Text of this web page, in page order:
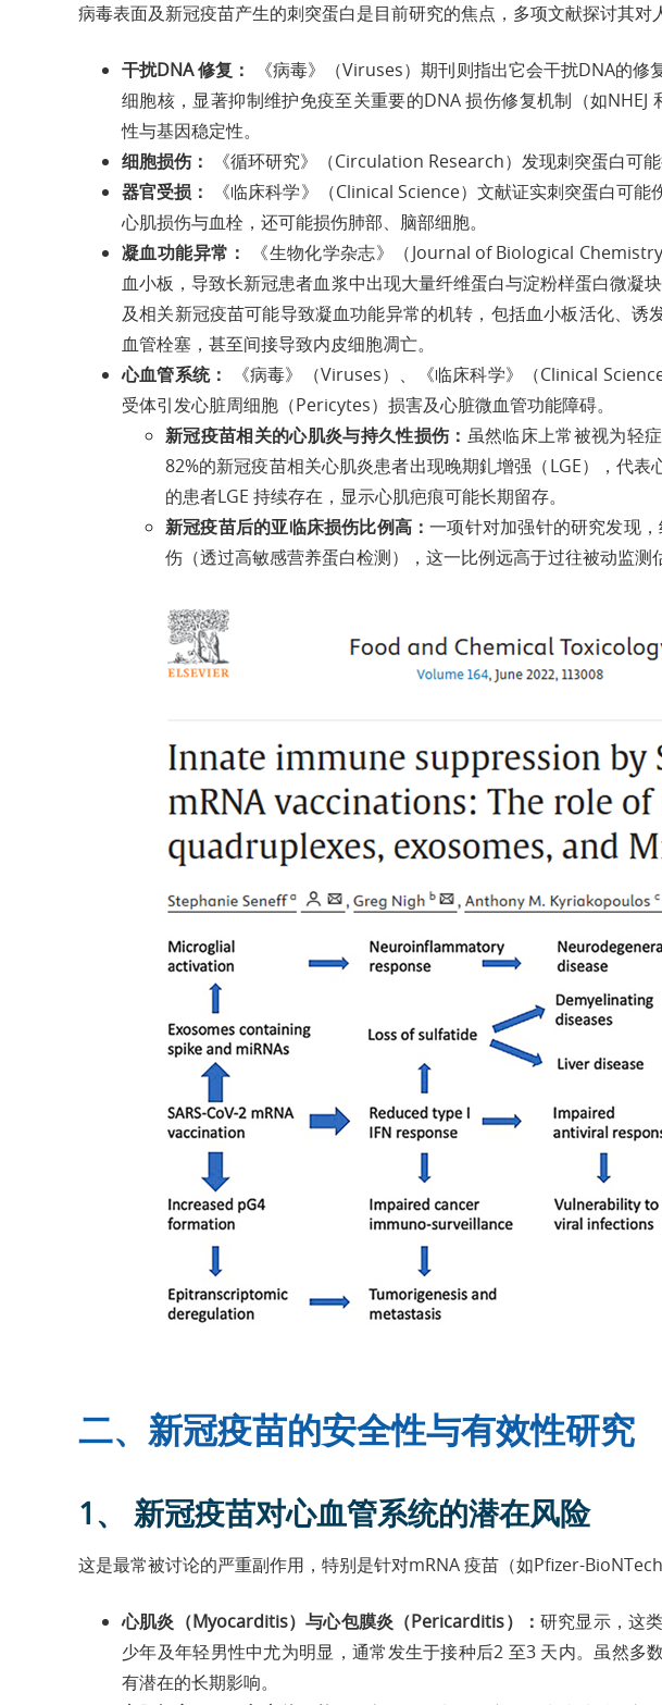
病毒表面及新冠疫苗产生的刺突蛋白是目前研究的焦点，多项文献探讨其对
干扰DNA 修复：
《病毒》（Viruses）期刊则指出它会干扰DNA的
细胞核，显著抑制维护免疫至关重要的DNA 损伤修复机制（如NHEJ
性与基因稳定性。
细胞损伤：
《循环研究》（Circulation Research）发现刺突蛋白可能
器官受损：
《临床科学》（Clinical Science）文献证实刺突蛋白可
心肌损伤与血栓，还可能损伤肺部、脑部细胞。
凝血功能异常：
《生物化学杂志》（Journal of Biological
血小板，导致长新冠患者血浆中出现大量纤维蛋白与淀粉样蛋白微凝
及相关新冠疫苗可能导致凝血功能异常的机转，包括血小板活化、诱
血管栓塞，甚至间接导致内皮细胞凋亡。
心血管系统：
《病毒》（Viruses）、《临床科学》（Clinical
受体引发心脏周细胞（Pericytes）损害及心脏微血管功能障碍。
新冠疫苗相关的心肌炎与持久性损伤： 虽然临床上常被视为轻
82%的新冠疫苗相关心肌炎患者出现晚期釓增强（LGE），代
的患者LGE 持续存在，显示心肌疤痕可能长期留存。
新冠疫苗后的亚临床损伤比例高：一项针对加强针的研究发现
伤（透过高敏感营养蛋白检测），这一比例远高于过往被动监测
二、新冠疫苗的安全性与有效性研究
1、 新冠疫苗对心血管系统的潜在风险
这是最常被讨论的严重副作用，特别是针对mRNA 疫苗（如Pfizer-
心肌炎（Myocarditis）与心包膜炎（Pericarditis）： 研究显示，这
少年及年轻男性中尤为明显，通常发生于接种后2 至3 天内。虽然多
有潜在的长期影响。